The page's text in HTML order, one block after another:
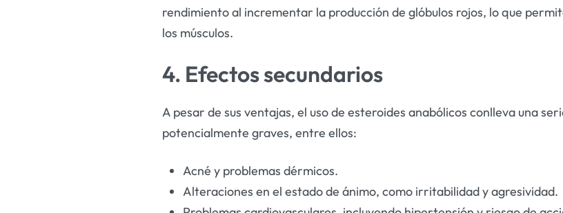
rendimiento al incrementar la producción de glóbulos rojos, lo que
los músculos.
4. Efectos secundarios
A pesar de sus ventajas, el uso de esteroides anabólicos conlleva una
potencialmente graves, entre ellos:
Acné y problemas dérmicos.
Alteraciones en el estado de ánimo, como irritabilidad y agresividad.